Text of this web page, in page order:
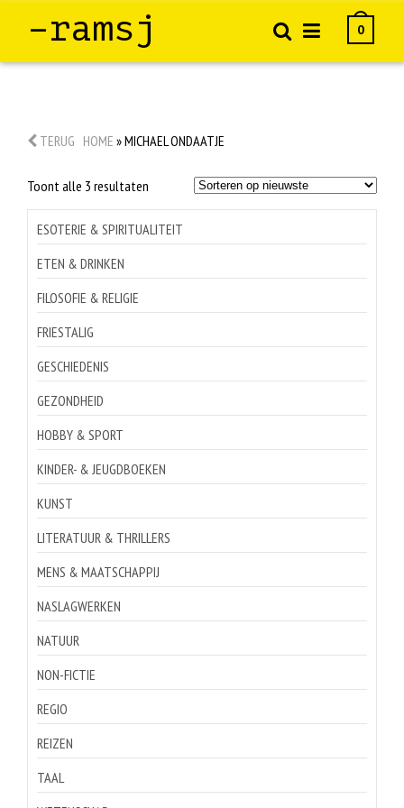
–ramsj 0
TERUG HOME »MICHAEL ONDAATJE
Toont alle 3 resultaten Gesorteerd
nieuwste
ESOTERIE & SPIRITUALITEIT
ETEN & DRINKEN
FILOSOFIE & RELIGIE
FRIESTALIG
GESCHIEDENIS
GEZONDHEID
HOBBY & SPORT
KINDER- & JEUGDBOEKEN
KUNST
LITERATUUR & THRILLERS
MENS & MAATSCHAPPIJ
NASLAGWERKEN
NATUUR
NON-FICTIE
REGIO
REIZEN
TAAL